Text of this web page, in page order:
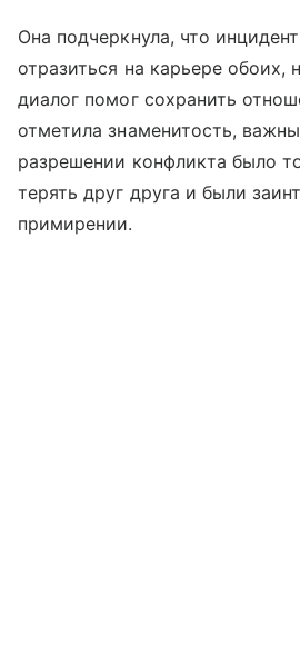
Она подчеркнула, что
отразиться на карьере обоих,
диалог помог сохранить
отметила знаменитость,
разрешении конфликта было
терять друг друга и были
примирении.